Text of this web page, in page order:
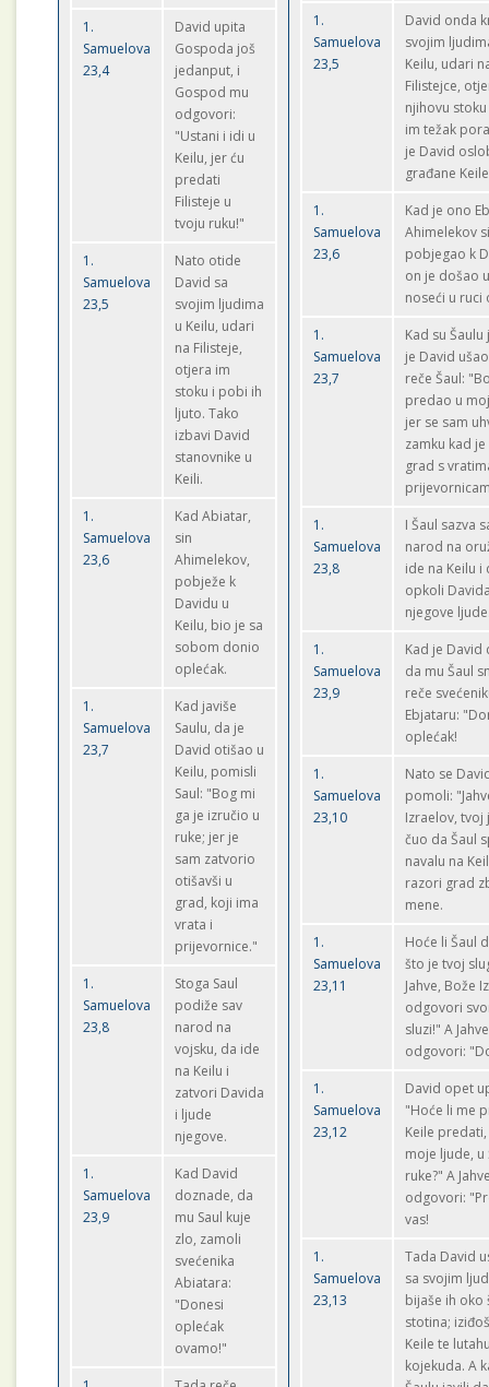
1.
Samuelova
23,4
David upita
Gospoda još
jedanput, i
Gospod mu
odgovori:
"Ustani i idi u
Keilu, jer ću
predati
Filisteje u
tvoju ruku!"
1.
Samuelova
23,5
Nato otide
David sa
svojim ljudima
u Keilu, udari
na Filisteje,
otjera im
stoku i pobi ih
ljuto. Tako
izbavi David
stanovnike u
Keili.
1.
Samuelova
23,6
Kad Abiatar,
sin
Ahimelekov,
pobježe k
Davidu u
Keilu, bio je sa
sobom donio
oplećak.
1.
Samuelova
23,7
Kad javiše
Saulu, da je
David otišao u
Keilu, pomisli
Saul: "Bog mi
ga je izručio u
ruke; jer je
sam zatvorio
otišavši u
grad, koji ima
vrata i
prijevornice."
1.
Samuelova
23,8
Stoga Saul
podiže sav
narod na
vojsku, da ide
na Keilu i
zatvori Davida
i ljude
njegove.
1.
Samuelova
23,9
Kad David
doznade, da
mu Saul kuje
zlo, zamoli
svećenika
Abiatara:
"Donesi
oplećak
ovamo!"
1.
Samuelova
23,5
David onda
svojim
Keilu, udari
Filistejce,
njihovu
im težak
je David
građane
1.
Samuelova
23,6
Kad je ono
Ahimelekov
pobjegao k
on je došao
noseći u ruci
1.
Samuelova
23,7
Kad su
je David
reče Šaul:
predao u
jer se sam
zamku kad
grad s
1.
Samuelova
23,8
I Šaul sazva
narod na
ide na Keilu i
opkoli
njegove
1.
Samuelova
23,9
Kad je David
da mu Šaul
reče
Ebjataru:
oplećak!
1.
Samuelova
23,10
Nato se
pomoli:
Izraelov, tvoj
čuo da Šaul
navalu na
razori grad
mene.
1.
Samuelova
23,11
Hoće li Šaul
što je tvoj
Jahve, Bože
odgovori
sluzi!" A Jahve
odgovori:
1.
Samuelova
23,12
David opet
"Hoće li me
Keile
moje ljude, u
ruke?" A
odgovori:
vas!
1.
Samuelova
23,13
Tada David
sa svojim
bijaše ih oko
stotina;
Keile te
kojekuda. A